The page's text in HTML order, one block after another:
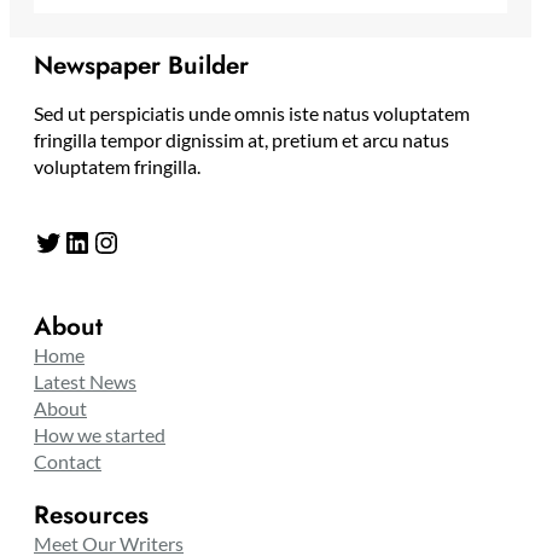
Newspaper Builder
Sed ut perspiciatis unde omnis iste natus voluptatem
fringilla tempor dignissim at, pretium et arcu natus
voluptatem fringilla.
Twitter LinkedIn Instagram
About
Home
Latest News
About
How we started
Contact
Resources
Meet Our Writers